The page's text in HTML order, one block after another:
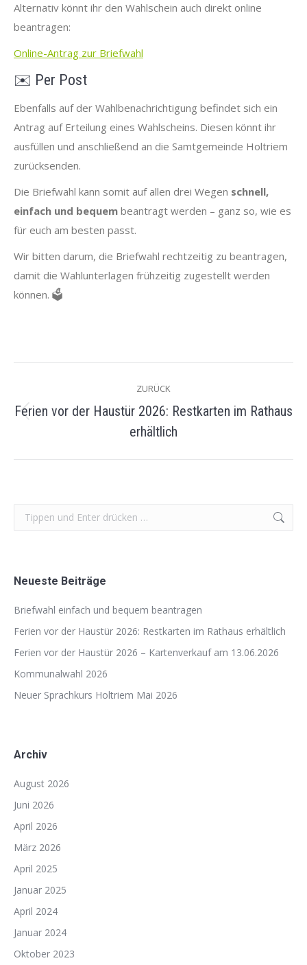
Alternativ könnt ihr den Wahlschein auch direkt online
beantragen:
Online-Antrag zur Briefwahl
✉️ Per Post
Ebenfalls auf der Wahlbenachrichtigung befindet sich ein
Antrag auf Erteilung eines Wahlscheins. Diesen könnt ihr
ausfüllen und anschließend an die Samtgemeinde Holtriem
zurücksenden.
Die Briefwahl kann somit auf allen drei Wegen schnell,
einfach und bequem beantragt werden – ganz so, wie es
für euch am besten passt.
Wir bitten darum, die Briefwahl rechtzeitig zu beantragen,
damit die Wahlunterlagen frühzeitig zugestellt werden
können. 🗳️
KOMMENTARNAVIGATION
ZURÜCK
Vorheriger
Beitrag:
Ferien vor der Haustür 2026: Restkarten im Rathaus
erhältlich
Search:
Neueste Beiträge
Briefwahl einfach und bequem beantragen
Ferien vor der Haustür 2026: Restkarten im Rathaus erhältlich
Ferien vor der Haustür 2026 – Kartenverkauf am 13.06.2026
Kommunalwahl 2026
Neuer Sprachkurs Holtriem Mai 2026
Archiv
August 2026
Juni 2026
April 2026
März 2026
April 2025
Januar 2025
April 2024
Januar 2024
Oktober 2023